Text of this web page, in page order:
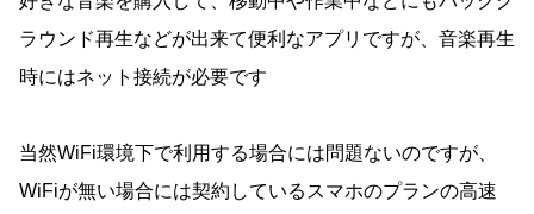
ラウンド再生などが出来て便利なアプリですが、音楽再生
時にはネット接続が必要です
当然WiFi環境下で利用する場合には問題ないのですが、
WiFiが無い場合には契約しているスマホのプランの高速